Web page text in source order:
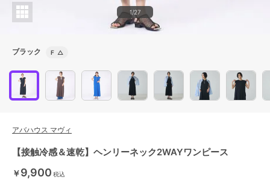
1/27
ブラック F △
アバハウス マヴィ
【接触冷感＆速乾】ヘンリーネック2WAYワンピース
￥9,900 税込